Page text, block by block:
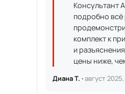
Консультант
подробно всё
комплект к
и
цены ниже,
Диана Т. ·август